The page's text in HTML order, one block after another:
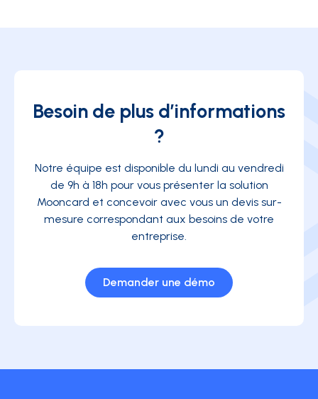
Besoin de plus d’informations
?
Notre équipe est disponible du lundi au vendredi
de 9h à 18h pour vous présenter la solution
Mooncard et concevoir avec vous un devis sur-
mesure correspondant aux besoins de votre
entreprise.
Demander une démo